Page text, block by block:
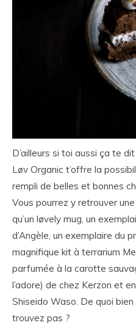
D’ailleurs si toi aussi ça te
Løv Organic t’offre la
rempli de belles et bonnes
Vous pourrez y retrouver
qu’un løvely mug, un
d’Angèle, un exemplaire du
magnifique kit à terrarium
parfumée à la carotte
l’adore) de chez Kerzon et
Shiseido Waso. De quoi bien
trouvez pas ?